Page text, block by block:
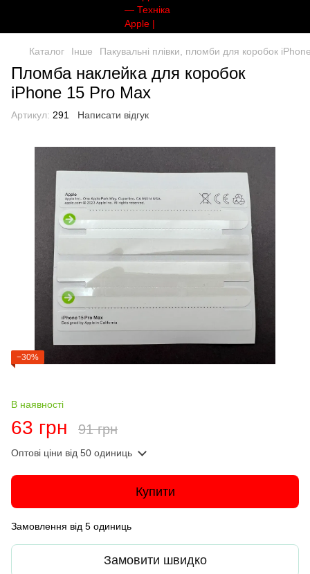
Каталог Інше Пакувальні плівки, пломби для коробок
Пломба наклейка для коробок
iPhone 15 Pro Max
Артикул: 291 Написати відгук
−30%
В наявності
63 грн 91 грн
Оптові ціни від 50 одиниць
Купити
Замовлення від 5 одиниць
Замовити швидко